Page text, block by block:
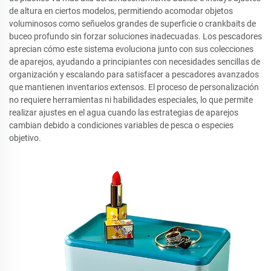
de altura en ciertos modelos, permitiendo acomodar objetos
voluminosos como señuelos grandes de superficie o crankbaits de
buceo profundo sin forzar soluciones inadecuadas. Los pescadores
aprecian cómo este sistema evoluciona junto con sus colecciones
de aparejos, ayudando a principiantes con necesidades sencillas de
organización y escalando para satisfacer a pescadores avanzados
que mantienen inventarios extensos. El proceso de personalización
no requiere herramientas ni habilidades especiales, lo que permite
realizar ajustes en el agua cuando las estrategias de aparejos
cambian debido a condiciones variables de pesca o especies
objetivo.